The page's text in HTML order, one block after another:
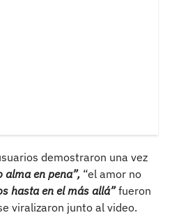
demostraron una vez
alma en pena”, “el amor no
hasta en el más allá”fueron
viralizaron junto al video.